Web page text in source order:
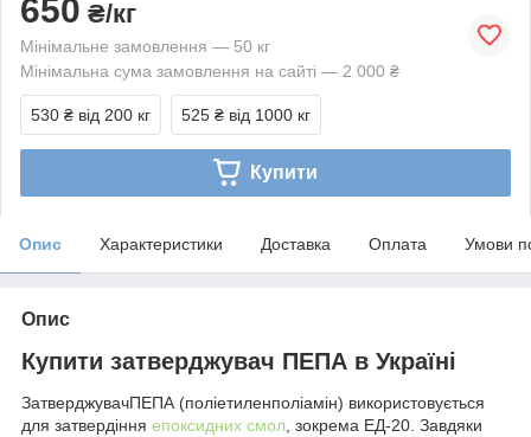
650 ₴/кг
Мінімальне замовлення — 50 кг
Мінімальна сума замовлення на сайті — 2 000 ₴
530 ₴ від 200 кг 525 ₴ від 1000 кг
Купити
Опис Характеристики Доставка Оплата Умови
Опис
Купити затверджувач ПЕПА в Україні
ЗатверджувачПЕПА (поліетиленполіамін) використовується
для затвердіння епоксидних смол, зокрема ЕД-20. Завдяки